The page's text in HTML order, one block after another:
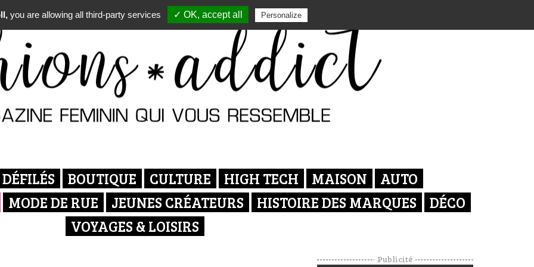
DÉFILÉS BOUTIQUE CULTURE HIGH TECH MAISON
AUTO
MODE DE RUE
JEUNES CRÉATEURS HISTOIRE DES MARQUES
DÉCO
VOYAGES & LOISIRS
Publicité
you are allowing all third-party services ✓ OK, accept all Personalize